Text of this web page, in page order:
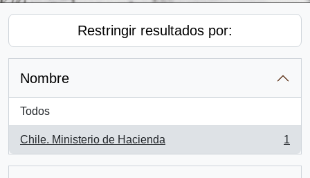
Restringir resultados por:
Nombre
Todos
Chile. Ministerio de Hacienda
, 1 resultados
1